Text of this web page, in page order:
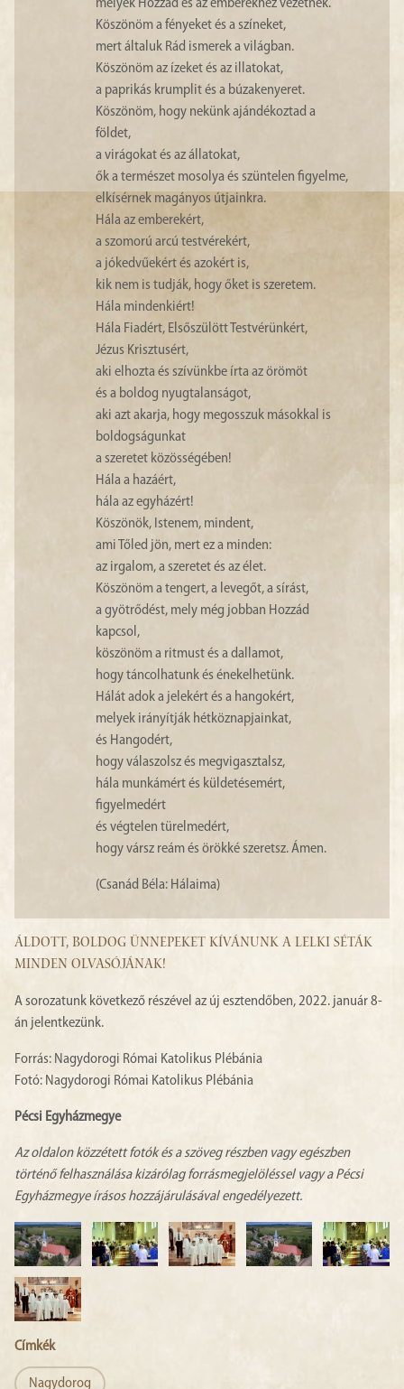
melyek Hozzád és az emberekhez vezetnek.
Köszönöm a fényeket és a színeket,
mert általuk Rád ismerek a világban.
Köszönöm az ízeket és az illatokat,
a paprikás krumplit és a búzakenyeret.
Köszönöm, hogy nekünk ajándékoztad a
földet,
a virágokat és az állatokat,
ők a természet mosolya és szüntelen figyelme,
elkísérnek magányos útjainkra.
Hála az emberekért,
a szomorú arcú testvérekért,
a jókedvűekért és azokért is,
kik nem is tudják, hogy őket is szeretem.
Hála mindenkiért!
Hála Fiadért, Elsőszülött Testvérünkért,
Jézus Krisztusért,
aki elhozta és szívünkbe írta az örömöt
és a boldog nyugtalanságot,
aki azt akarja, hogy megosszuk másokkal is
boldogságunkat
a szeretet közösségében!
Hála a hazáért,
hála az egyházért!
Köszönök, Istenem, mindent,
ami Tőled jön, mert ez a minden:
az irgalom, a szeretet és az élet.
Köszönöm a tengert, a levegőt, a sírást,
a gyötrődést, mely még jobban Hozzád
kapcsol,
köszönöm a ritmust és a dallamot,
hogy táncolhatunk és énekelhetünk.
Hálát adok a jelekért és a hangokért,
melyek irányítják hétköznapjainkat,
és Hangodért,
hogy válaszolsz és megvigasztalsz,
hála munkámért és küldetésemért,
figyelmedért
és végtelen türelmedért,
hogy vársz reám és örökké szeretsz. Ámen.
(Csanád Béla: Hálaima)
ÁLDOTT, BOLDOG ÜNNEPEKET KÍVÁNUNK A LELKI SÉTÁK
MINDEN OLVASÓJÁNAK!
A sorozatunk következő részével az új esztendőben, 2022. január 8-
án jelentkezünk.
Forrás: Nagydorogi Római Katolikus Plébánia
Fotó: Nagydorogi Római Katolikus Plébánia
Pécsi Egyházmegye
Az oldalon közzétett fotók és a szöveg részben vagy egészben
történő felhasználása kizárólag forrásmegjelöléssel vagy a Pécsi
Egyházmegye írásos hozzájárulásával engedélyezett.
Címkék
Nagydorog